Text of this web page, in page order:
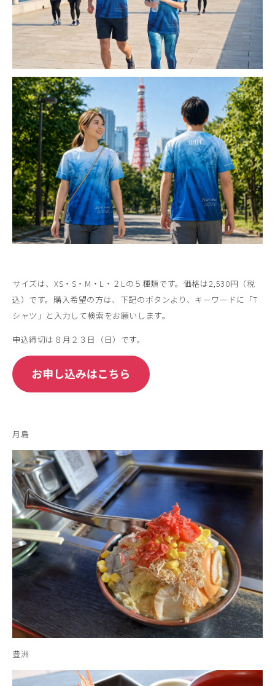
サイズは、XS・S・M・L・２Lの５種類です。価格は2,530円（税
込）です。購入希望の方は、下記のボタンより、キーワードに「T
シャツ」と入力して検索をお願いします。
申込締切は８月２３日（日）です。
月島
豊洲